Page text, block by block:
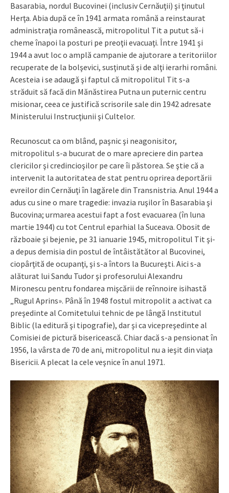
Basarabia, nordul Bucovinei (inclusiv Cernăuţii) şi ţinutul
Herţa. Abia după ce în 1941 armata română a reinstaurat
administraţia românească, mitropolitul Tit a putut să-i
cheme înapoi la posturi pe preoţii evacuaţi. Între 1941 şi
1944 a avut loc o amplă campanie de ajutorare a teritoriilor
recuperate de la bolşevici, susţinută şi de alţi ierarhi români.
Acesteia i se adaugă şi faptul că mitropolitul Tit s-a
străduit să facă din Mănăstirea Putna un puternic centru
misionar, ceea ce justifică scrisorile sale din 1942 adresate
Ministerului Instrucţiunii şi Cultelor.
Recunoscut ca om blând, paşnic şi neagonisitor,
mitropolitul s-a bucurat de o mare apreciere din partea
clericilor şi credincioşilor pe care îi păstorea. Se ştie că a
intervenit la autoritatea de stat pentru oprirea deportării
evreilor din Cernăuţi în lagărele din Transnistria. Anul 1944 a
adus cu sine o mare tragedie: invazia ruşilor în Basarabia şi
Bucovina; urmarea acestui fapt a fost evacuarea (în luna
martie 1944) cu tot Centrul eparhial la Suceava. Obosit de
războaie şi bejenie, pe 31 ianuarie 1945, mitropolitul Tit şi-
a depus demisia din postul de întâistătător al Bucovinei,
ciopârţită de ocupanţi, şi s-a întors la Bucureşti. Aici s-a
alăturat lui Sandu Tudor şi profesorului Alexandru
Mironescu pentru fondarea mişcării de reînnoire isihastă
„Rugul Aprins». Până în 1948 fostul mitropolit a activat ca
preşedinte al Comitetului tehnic de pe lângă Institutul
Biblic (la editură şi tipografie), dar şi ca vicepreşedinte al
Comisiei de pictură bisericească. Chiar dacă s-a pensionat în
1956, la vârsta de 70 de ani, mitropolitul nu a ieşit din viaţa
Bisericii. A plecat la cele veşnice în anul 1971.